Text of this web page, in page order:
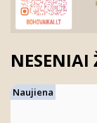
NESENIAI
Naujiena